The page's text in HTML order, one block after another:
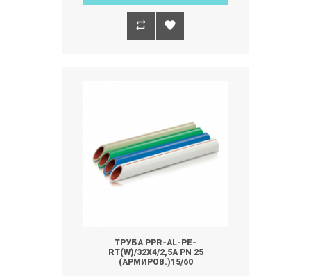
ТРУБА PPR-AL-PE-
RT(W)/32Х4/2,5А РN 25
(АРМИРОВ.)15/60